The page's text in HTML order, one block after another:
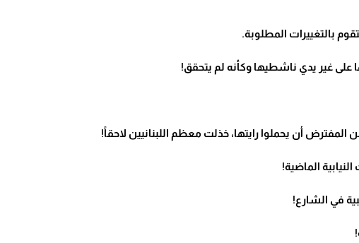
بالتغييرات المطلوبة.
غير يدي ناشطيها وكأنه لم يتحقق!
المفترض أن يحملوا رايتها، خذلت معظم اللبنانيين لاحقاً!
الماضية!
في الشارع!
!